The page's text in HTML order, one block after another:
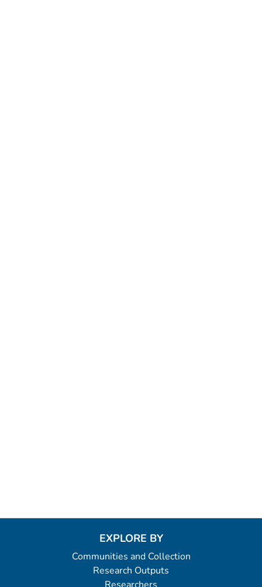
EXPLORE BY
Communities and Collection
Research Outputs